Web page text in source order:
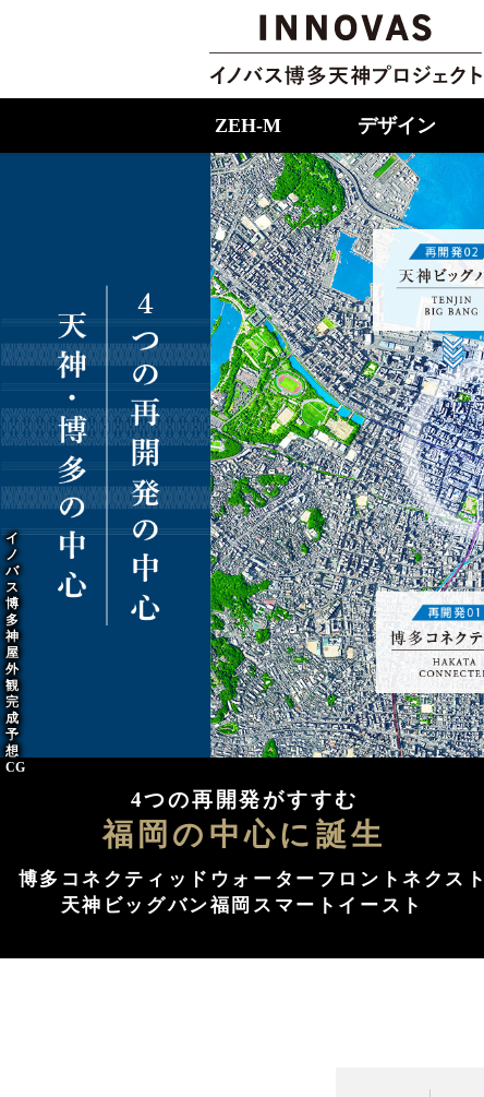
ZEH-M デザイン
イ
ノ
バ
ス
博
多
神
屋
外
観
完
成
予
想
CG
4つの再開発がすすむ
福岡の中心に誕生
博多コネクティッド
天神ビッグバン
ウォーターフロントネクスト
福岡スマートイースト